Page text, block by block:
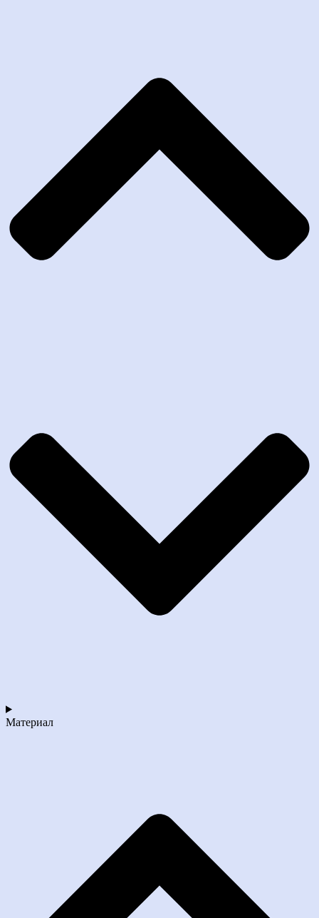
Материал